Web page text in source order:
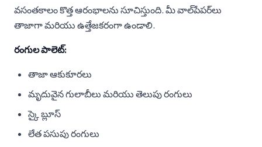
వసంతకాలం కొత్త ఆరంభాలను సూచిస్తుంది. మీ వాల్‌పేపర్‌లు
తాజాగా మరియు ఉత్తేజకరంగా ఉండాలి.
రంగుల పాలెట్:
తాజా ఆకుకూరలు
మృదువైన గులాబీలు మరియు తెలుపు రంగులు
స్కై బ్లూస్
లేత పసుపు రంగులు